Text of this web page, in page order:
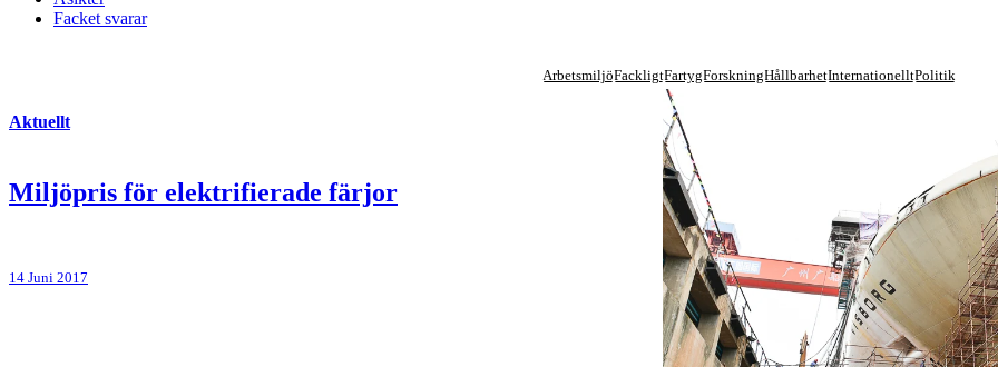
Facket svarar
ArbetsmiljöFackligtFartygForskningHållbarhetInternationelltPolitik
Aktuellt
Miljöpris för elektrifierade färjor
14 Juni 2017